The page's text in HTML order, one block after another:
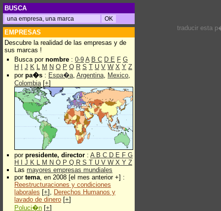
BUSCA
EMPRESAS
Descubre la realidad de las empresas y de
sus marcas !
Busca por nombre : 0-9 A B C D E F G
H
J K L M N O P Q R S T U V W X Y Z
por pa�s : Espa�a, Argentina, Mexico,
Colombia[+]
por presidente, director : A B C D E F G
H
J K L M N O P Q R S T U V W X Y Z
Las mayores empresas mundiales
por tema, en 2008 [el mes anterior +] :
Reestructuraciones y condiciones
laborales [+], Derechos Humanos y
lavado de dinero [+]
Poluci�n [+]
traducir esta